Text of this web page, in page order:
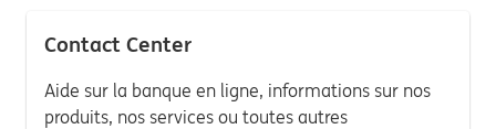
Contact Center
Aide sur la banque en ligne, informations sur nos
produits, nos services ou toutes autres